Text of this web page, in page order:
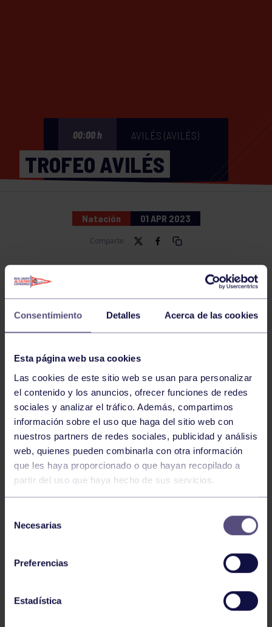
Consentimiento Detalles Acerca de las cookies
Esta página web usa cookies
Las cookies de este sitio web se usan para personalizar
el contenido y los anuncios, ofrecer funciones de redes
sociales y analizar el tráfico. Además, compartimos
información sobre el uso que haga del sitio web con
nuestros partners de redes sociales, publicidad y análisis
web, quienes pueden combinarla con otra información
que les haya proporcionado o que hayan recopilado a
partir del uso que haya hecho de sus servicios.
Necesarias
Preferencias
Estadística
00:00 h AVILÉS (AVILÉS)
TROFEO AVILÉS
Natación 01 APR 2023
Comparte
NOTICIAS RELACIONADAS
Natación 27 Jul 2026
CAMPEONATO DE ESPAÑA DE
NATACIÓN ADAPTADA
CAMPEONATO DE ESPAÑA JÚNIOR DE